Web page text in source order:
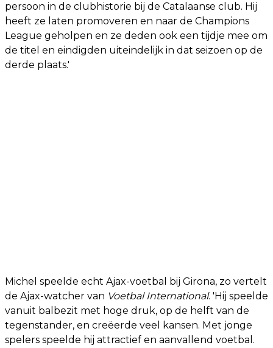
persoon in de clubhistorie bij de Catalaanse club. Hij
heeft ze laten promoveren en naar de Champions
League geholpen en ze deden ook een tijdje mee om
de titel en eindigden uiteindelijk in dat seizoen op de
derde plaats.'
Michel speelde echt Ajax-voetbal bij Girona, zo vertelt
de Ajax-watcher van Voetbal International. 'Hij speelde
vanuit balbezit met hoge druk, op de helft van de
tegenstander, en creëerde veel kansen. Met jonge
spelers speelde hij attractief en aanvallend voetbal.